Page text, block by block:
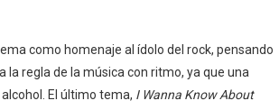
como homenaje al ídolo del rock, pensando
la regla de la música con ritmo, ya que una
El último tema, I Wanna Know About